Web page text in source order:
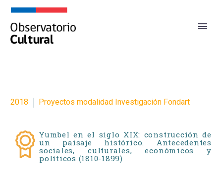
2018 Proyectos modalidad Investigación Fondart
Yumbel en el siglo XIX: construcción de
un paisaje histórico. Antecedentes
sociales, culturales, económicos y
políticos (1810-1899)